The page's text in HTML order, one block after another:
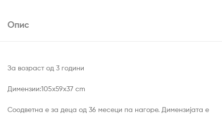
Опис
За возраст од 3 години
Димензии:105x59x37 cm
Соодветна е за деца од 36 месеци па нагоре. Димензијата е